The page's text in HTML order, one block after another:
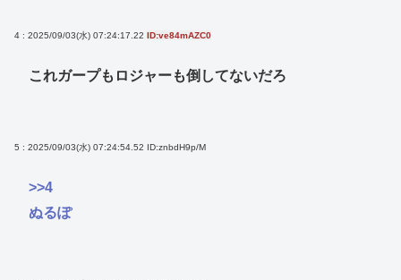
4 : 2025/09/03(水) 07:24:17.22 ID:ve84mAZC0
これガープもロジャーも倒してないだろ
5 : 2025/09/03(水) 07:24:54.52 ID:znbdH9p/M
>>4
ぬるぽ